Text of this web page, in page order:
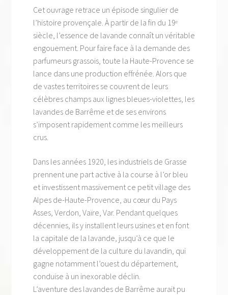
Cet ouvrage retrace un épisode singulier de
l’histoire provençale. À partir de la fin du 19e
siècle, l’essence de lavande connaît un véritable
engouement. Pour faire face à la demande des
parfumeurs grassois, toute la Haute-Provence se
lance dans une production effrénée. Alors que
de vastes territoires se couvrent de leurs
célèbres champs aux lignes bleues-violettes, les
lavandes de Barrême et de ses environs
s’imposent rapidement comme les meilleurs
crus.
Dans les années 1920, les industriels de Grasse
prennent une part active à la course à l’or bleu
et investissent massivement ce petit village des
Alpes de-Haute-Provence, au cœur du Pays
Asses, Verdon, Vaïre, Var. Pendant quelques
décennies, ils y installent leurs usines et en font
la capitale de la lavande, jusqu’à ce que le
développement de la culture du lavandin, qui
gagne notamment l’ouest du département,
conduise à un inexorable déclin.
L’aventure des lavandes de Barrême aurait pu